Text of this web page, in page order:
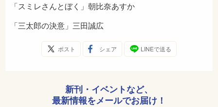
「スミレさんとぼく」朝比奈あすか
「三太郎の決意」三田誠広
ポスト シェア LINEで送る
新刊・イベントなど、
最新情報をメールでお届け！